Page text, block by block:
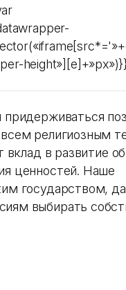
придерживаться
религиозным
вклад в развитие
ценностей. Наше
государством,
выбирать